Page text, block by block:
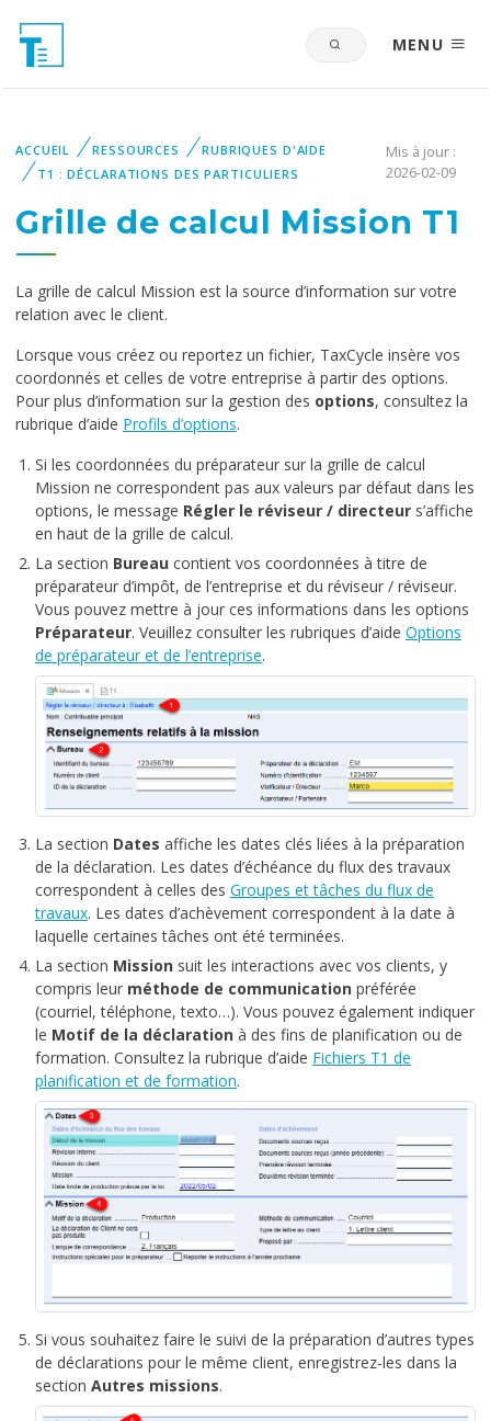
MENU
ACCUEIL RESSOURCES
RUBRIQUES D'AIDE
T1 : DÉCLARATIONS DES PARTICULIERS
Mis à jour :
2026-02-09
Grille de calcul Mission T1
La grille de calcul Mission est la source d’information sur votre
relation avec le client.
Lorsque vous créez ou reportez un fichier, TaxCycle insère vos
coordonnés et celles de votre entreprise à partir des options.
Pour plus d’information sur la gestion des options, consultez la
rubrique d’aide Profils d’options.
Si les coordonnées du préparateur sur la grille de calcul
Mission ne correspondent pas aux valeurs par défaut dans les
options, le message Régler le réviseur / directeur s’affiche
en haut de la grille de calcul.
La section Bureau contient vos coordonnées à titre de
préparateur d’impôt, de l’entreprise et du réviseur / réviseur.
Vous pouvez mettre à jour ces informations dans les options
Préparateur. Veuillez consulter les rubriques d’aide Options
de préparateur et de l’entreprise.
La section Dates affiche les dates clés liées à la préparation
de la déclaration. Les dates d’échéance du flux des travaux
correspondent à celles des Groupes et tâches du flux de
travaux. Les dates d’achèvement correspondent à la date à
laquelle certaines tâches ont été terminées.
La section Mission suit les interactions avec vos clients, y
compris leur méthode de communication préférée
(courriel, téléphone, texto…). Vous pouvez également indiquer
le Motif de la déclaration à des fins de planification ou de
formation. Consultez la rubrique d’aide Fichiers T1 de
planification et de formation.
Si vous souhaitez faire le suivi de la préparation d’autres types
de déclarations pour le même client, enregistrez-les dans la
section Autres missions.